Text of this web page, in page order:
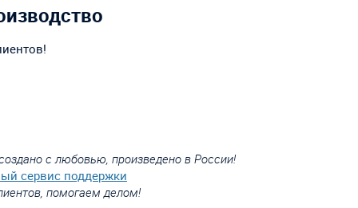
с любовью, произведено в России!
сервис поддержки
помогаем делом!